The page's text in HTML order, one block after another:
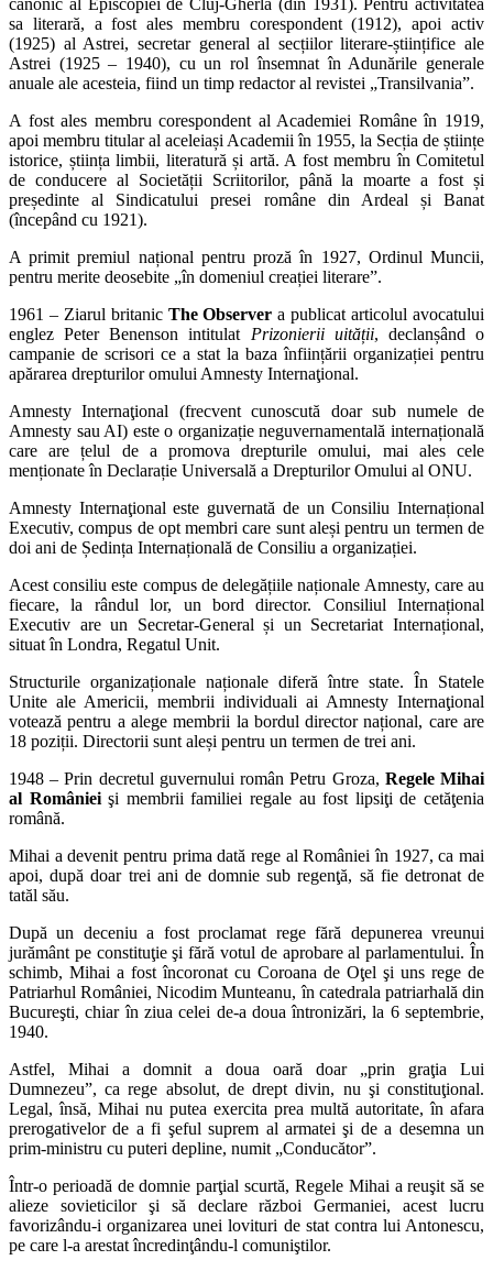
sa literară, a fost ales membru corespondent (1912), apoi activ
(1925) al Astrei, secretar general al secțiilor literare-științifice ale
Astrei (1925 – 1940), cu un rol însemnat în Adunările generale
anuale ale acesteia, fiind un timp redactor al revistei „Transilvania”.
A fost ales membru corespondent al Academiei Române în 1919,
apoi membru titular al aceleiași Academii în 1955, la Secția de științe
istorice, știința limbii, literatură și artă. A fost membru în Comitetul
de conducere al Societății Scriitorilor, până la moarte a fost și
președinte al Sindicatului presei române din Ardeal și Banat
(începând cu 1921).
A primit premiul național pentru proză în 1927, Ordinul Muncii,
pentru merite deosebite „în domeniul creației literare”.
1961 – Ziarul britanic The Observer a publicat articolul avocatului
englez Peter Benenson intitulat Prizonierii uității, declanșând o
campanie de scrisori ce a stat la baza înființării organizației pentru
apărarea drepturilor omului Amnesty Internaţional.
Amnesty Internaţional (frecvent cunoscută doar sub numele de
Amnesty sau AI) este o organizație neguvernamentală internațională
care are țelul de a promova drepturile omului, mai ales cele
menționate în Declarație Universală a Drepturilor Omului al ONU.
Amnesty Internaţional este guvernată de un Consiliu Internațional
Executiv, compus de opt membri care sunt aleși pentru un termen de
doi ani de Ședința Internațională de Consiliu a organizației.
Acest consiliu este compus de delegățiile naționale Amnesty, care au
fiecare, la rândul lor, un bord director. Consiliul Internațional
Executiv are un Secretar-General și un Secretariat Internațional,
situat în Londra, Regatul Unit.
Structurile organizaționale naționale diferă între state. În Statele
Unite ale Americii, membrii individuali ai Amnesty Internaţional
votează pentru a alege membrii la bordul director național, care are
18 poziții. Directorii sunt aleși pentru un termen de trei ani.
1948 – Prin decretul guvernului român Petru Groza, Regele Mihai
al Românieişi membrii familiei regale au fost lipsiţi de cetăţenia
română.
Mihai a devenit pentru prima dată rege al României în 1927, ca mai
apoi, după doar trei ani de domnie sub regenţă, să fie detronat de
tatăl său.
După un deceniu a fost proclamat rege fără depunerea vreunui
jurământ pe constituţie şi fără votul de aprobare al parlamentului. În
schimb, Mihai a fost încoronat cu Coroana de Oţel şi uns rege de
Patriarhul României, Nicodim Munteanu, în catedrala patriarhală din
Bucureşti, chiar în ziua celei de-a doua întronizări, la 6 septembrie,
1940.
Astfel, Mihai a domnit a doua oară doar „prin graţia Lui
Dumnezeu”, ca rege absolut, de drept divin, nu şi constituţional.
Legal, însă, Mihai nu putea exercita prea multă autoritate, în afara
prerogativelor de a fi şeful suprem al armatei şi de a desemna un
prim-ministru cu puteri depline, numit „Conducător”.
Într-o perioadă de domnie parţial scurtă, Regele Mihai a reuşit să se
alieze sovieticilor şi să declare război Germaniei, acest lucru
favorizându-i organizarea unei lovituri de stat contra lui Antonescu,
pe care l-a arestat încredinţându-l comuniştilor.